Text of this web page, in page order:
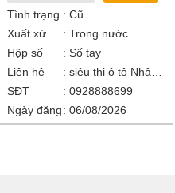
Tình trạng
Cũ
Xuất xứ
Trong nước
Hộp số
Số tay
Liên hệ
SĐT
0928888699
Ngày đăng
06/08/2026